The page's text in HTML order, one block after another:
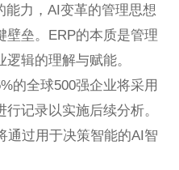
能力，AI变革的管理思想
壁垒。ERP的本质是管理
辑的理解与赋能。
的全球500强企业将采用
记录以实施后续分析。
通过用于决策智能的AI智